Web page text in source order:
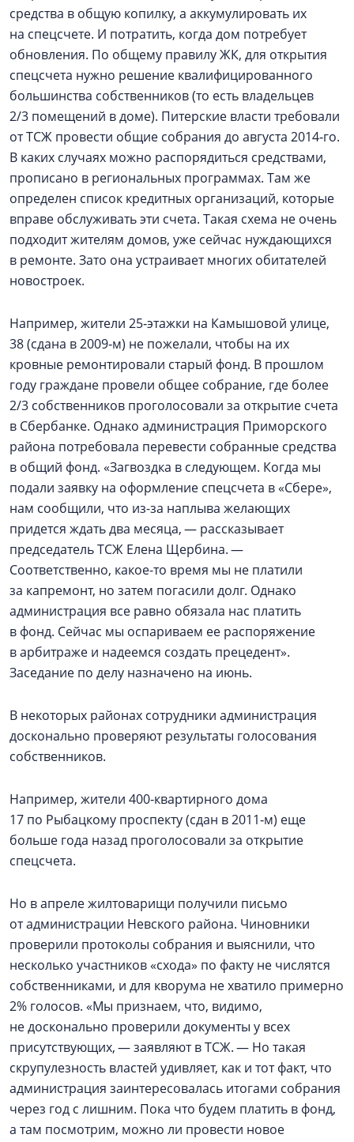
средства в общую копилку, а аккумулировать их
на спецсчете. И потратить, когда дом потребует
обновления. По общему правилу ЖК, для открытия
спецсчета нужно решение квалифицированного
большинства собственников (то есть владельцев
2/3 помещений в доме). Питерские власти требовали
от ТСЖ провести общие собрания до августа 2014‑го.
В каких случаях можно распорядиться средствами,
прописано в региональных программах. Там же
определен список кредитных организаций, которые
вправе обслуживать эти счета. Такая схема не очень
подходит жителям домов, уже сейчас нуждающихся
в ремонте. Зато она устраивает многих обитателей
новостроек.
Например, жители 25‑этажки на Камышовой улице,
38 (сдана в 2009‑м) не пожелали, чтобы на их
кровные ремонтировали старый фонд. В прошлом
году граждане провели общее собрание, где более
2/3 собственников проголосовали за открытие счета
в Сбербанке. Однако администрация Приморского
района потребовала перевести собранные средства
в общий фонд. «Загвоздка в следующем. Когда мы
подали заявку на оформление спецсчета в «Сбере»,
нам сообщили, что из-за наплыва желающих
придется ждать два месяца, — рассказывает
председатель ТСЖ Елена Щербина. —
Соответственно, какое-то время мы не платили
за капремонт, но затем погасили долг. Однако
администрация все равно обязала нас платить
в фонд. Сейчас мы оспариваем ее распоряжение
в арбитраже и надеемся создать прецедент».
Заседание по делу назначено на июнь.
В некоторых районах сотрудники администрация
досконально проверяют результаты голосования
собственников.
Например, жители 400‑квартирного дома
17 по Рыбацкому проспекту (сдан в 2011‑м) еще
больше года назад проголосовали за открытие
спецсчета.
Но в апреле жилтоварищи получили письмо
от администрации Невского района. Чиновники
проверили протоколы собрания и выяснили, что
несколько участников «схода» по факту не числятся
собственниками, и для кворума не хватило примерно
2% голосов. «Мы признаем, что, видимо,
не досконально проверили документы у всех
присутствующих, — заявляют в ТСЖ. — Но такая
скрупулезность властей удивляет, как и тот факт, что
администрация заинтересовалась итогами собрания
через год с лишним. Пока что будем платить в фонд,
а там посмотрим, можно ли провести новое